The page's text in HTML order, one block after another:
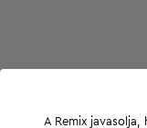
A Remix